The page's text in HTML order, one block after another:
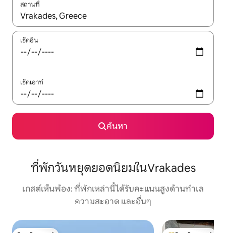
สถานที่
ใช้ลูกศรขึ้นลง หรือใช้การสัมผัสหรือปัด เพื่อสำรวจผลการค้นหา
เช็คอิน
เช็คเอาท์
ค้นหา
ที่พักวันหยุดยอดนิยมในVrakades
เกสต์เห็นพ้อง: ที่พักเหล่านี้ได้รับคะแนนสูงด้านทำเล
ความสะอาด และอื่นๆ